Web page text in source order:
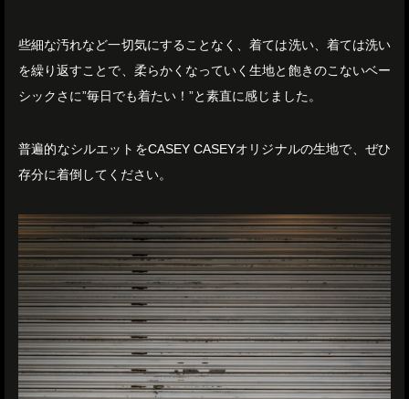
些細な汚れなど一切気にすることなく、着ては洗い、着ては洗い
を繰り返すことで、柔らかくなっていく生地と飽きのこないベー
シックさに”毎日でも着たい！”と素直に感じました。
普遍的なシルエットをCASEY CASEYオリジナルの生地で、ぜひ
存分に着倒してください。